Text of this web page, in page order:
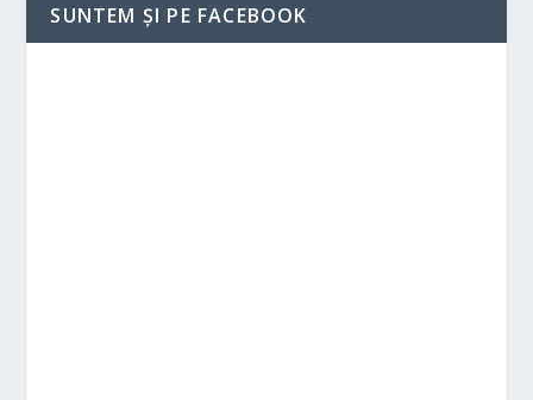
SUNTEM ȘI PE FACEBOOK